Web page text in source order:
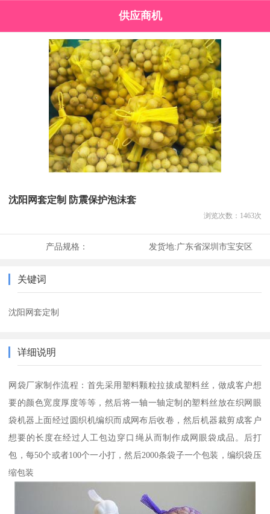
供应商机
沈阳网套定制 防震保护泡沫套
浏览次数： 1463次
产品规格： 发货地:广东省深圳市宝安区
关键词
沈阳网套定制
详细说明
网袋厂家制作流程：首先采用塑料颗粒拉拔成塑料丝，做成客户想
要的颜色宽度厚度等等，然后将一轴一轴定制的塑料丝放在织网眼
袋机器上面经过圆织机编织而成网布后收卷，然后机器裁剪成客户
想要的长度在经过人工包边穿口绳从而制作成网眼袋成品。后打
包，每50个或者100个一小打，然后2000条袋子一个包装，编织袋压
缩包装